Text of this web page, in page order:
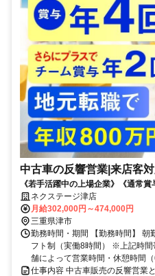
中古車の反響営業|来店客
《若手活躍中の上場企業》《通常
ト給与UP制度実施中！
ネクステージ津店
月給302,000円～474,000円
三重県津市
勤務時間・期間 【勤務時間】 朝
フト制（実働8時間） ※上記時
舗によって営業時間・休憩時間
仕事内容 中古車販売の反響営業